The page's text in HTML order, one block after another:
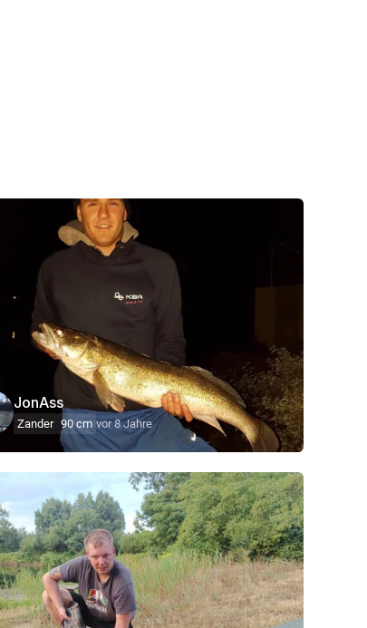
JonAss
Zander 90 cm vor 8 Jahre